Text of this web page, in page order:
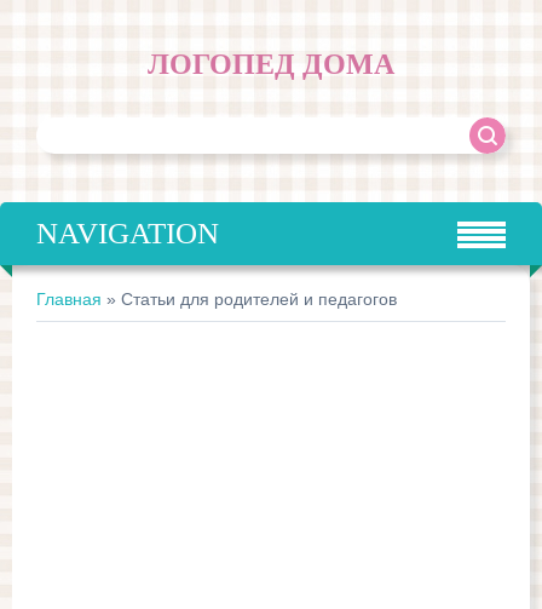
ЛОГОПЕД ДОМА
NAVIGATION
Главная » Статьи для родителей и педагогов